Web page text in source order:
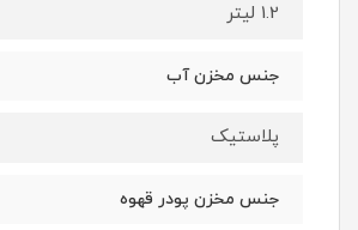
1.2 لیتر
جنس مخزن آب
پلاستیک
جنس مخزن پودر قهوه